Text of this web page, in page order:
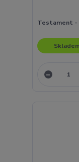
Testament -